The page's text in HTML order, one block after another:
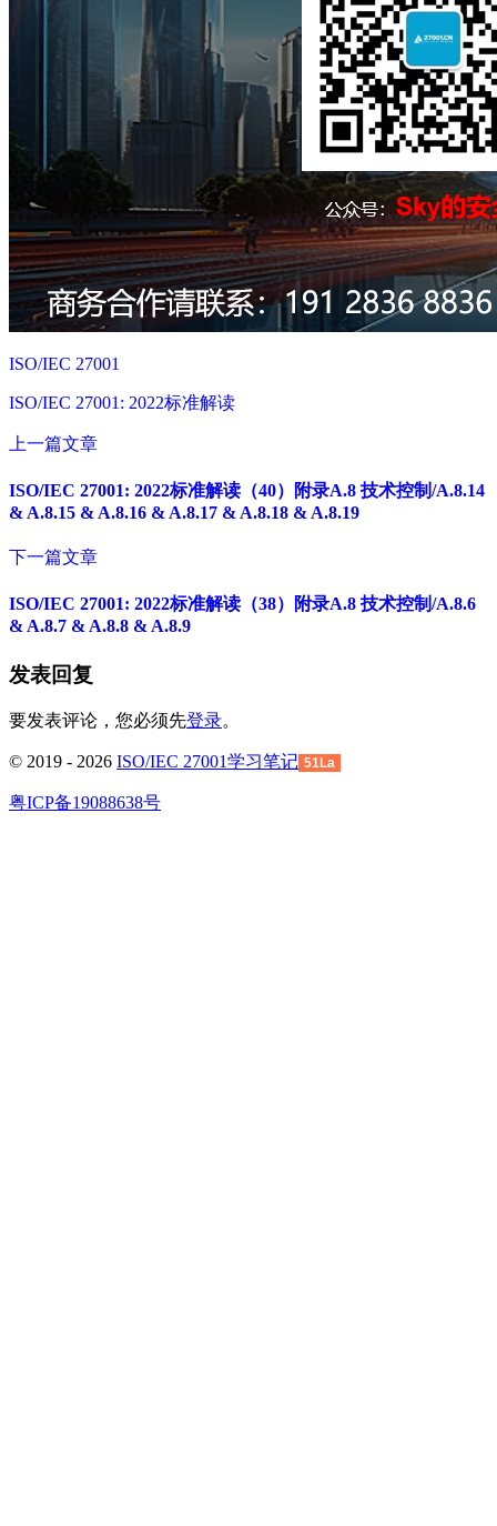
ISO/IEC 27001
ISO/IEC 27001: 2022标准解读
上一篇文章
ISO/IEC 27001: 2022标准解读（40）附录A.8 技术控制/A.8.14
& A.8.15 & A.8.16 & A.8.17 & A.8.18 & A.8.19
下一篇文章
ISO/IEC 27001: 2022标准解读（38）附录A.8 技术控制/A.8.6
& A.8.7 & A.8.8 & A.8.9
发表回复
要发表评论，您必须先登录。
© 2019 - 2026 ISO/IEC 27001学习笔记 51La
粤ICP备19088638号